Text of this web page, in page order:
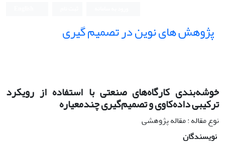
پژوهش های نوین در تصمیم گیری
خوشه‌بندی کارگاه‌های صنعتی با استفاده از رویکرد
ترکیبی داده‌کاوی و تصمیم‌گیری چندمعیاره
نوع مقاله : مقاله پژوهشی
نویسندگان